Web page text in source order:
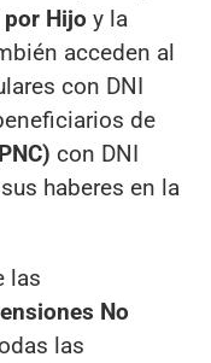
Hijo y la
acceden al
con DNI
de
con DNI
haberes en la
las
No
las